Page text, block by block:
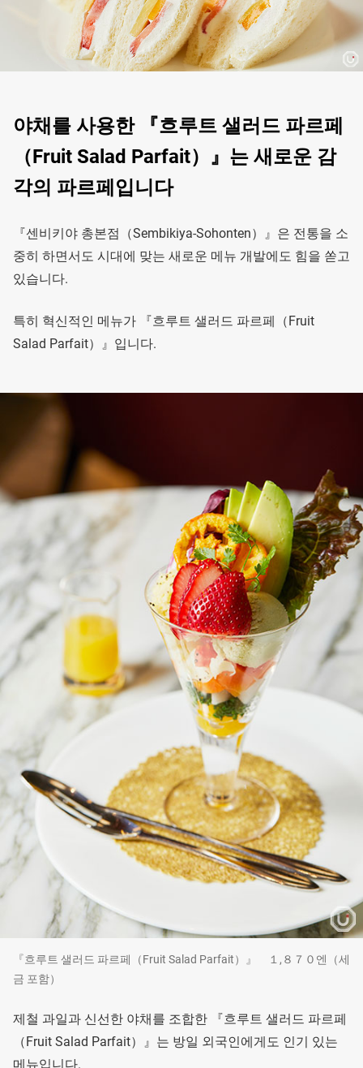
야채를 사용한 『흐루트 샐러드 파르페
（Fruit Salad Parfait）』는 새로운 감
각의 파르페입니다
『센비키야 총본점（Sembikiya-Sohonten）』은 전통을 소
중히 하면서도 시대에 맞는 새로운 메뉴 개발에도 힘을 쏟고
있습니다.
특히 혁신적인 메뉴가 『흐루트 샐러드 파르페（Fruit
Salad Parfait）』입니다.
『흐루트 샐러드 파르페（Fruit Salad Parfait）』 １,８７０엔（세
금 포함）
제철 과일과 신선한 야채를 조합한 『흐루트 샐러드 파르페
（Fruit Salad Parfait）』는 방일 외국인에게도 인기 있는
메뉴입니다.